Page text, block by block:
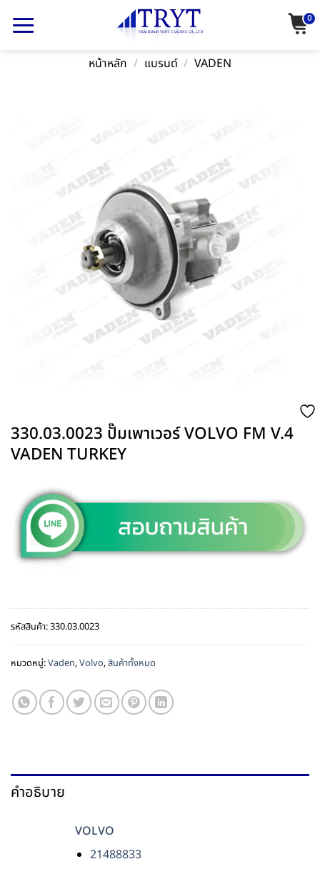
0
หน้าหลัก / แบรนด์ / VADEN
330.03.0023 ปั๊มเพาเวอร์ VOLVO FM V.4
VADEN TURKEY
รหัสสินค้า:330.03.0023
หมวดหมู่:Vaden,Volvo,สินค้าทั้งหมด
คำอธิบาย
VOLVO
21488833